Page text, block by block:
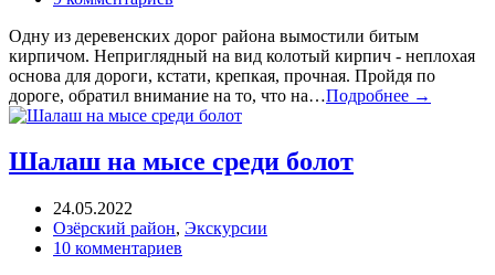
Одну из деревенских дорог района вымостили битым
кирпичом. Неприглядный на вид колотый кирпич - неплохая
основа для дороги, кстати, крепкая, прочная. Пройдя по
дороге, обратил внимание на то, что на…Подробнее →
Шалаш на мысе среди болот
24.05.2022
Озёрский район, Экскурсии
10 комментариев